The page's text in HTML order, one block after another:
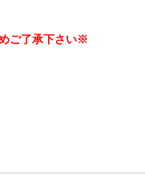
ご了承下さい※